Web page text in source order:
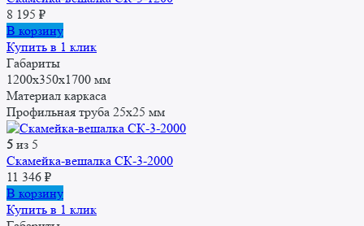
8 195 ₽
В корзину
Купить в 1 клик
Габариты
1200x350x1700 мм
Материал каркаса
Профильная труба 25x25 мм
5 из 5
Скамейка-вешалка СК-3-2000
11 346 ₽
В корзину
Купить в 1 клик